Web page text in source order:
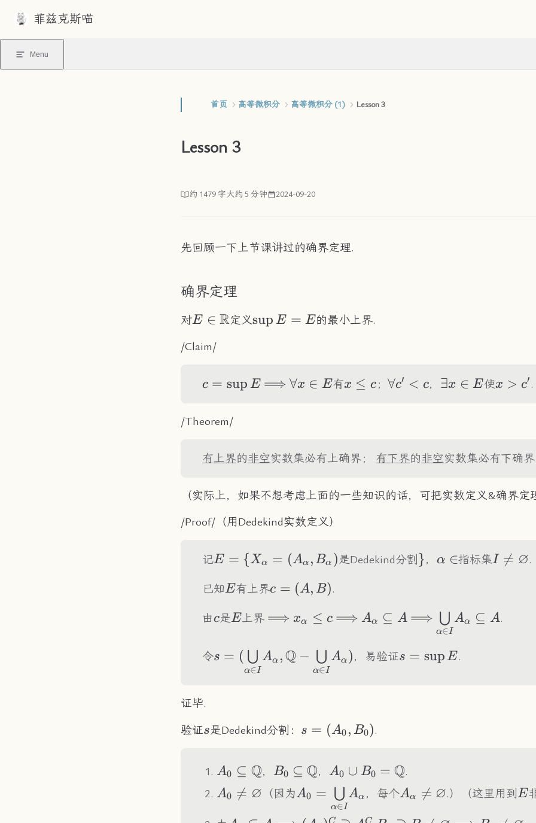
Skip to content
菲兹克斯喵
Menu
首页 高等微积分 高等微积分 (1) Lesson 3
Lesson 3
约 1479 字大约 5 分钟 2024-09-20
先回顾一下上节课讲过的确界定理.
确界定理
对E\in\R
E ∈ R定义\sup
sup E = E的最小上界.
/Claim/
c=\sup
c = sup E \Longrightarrow
⟹ \forall
∀x ∈ E有x\leq
x ≤ c； \forall
∀c′ < c， \exist
∃x ∈ E使x>c'
x > c′ .
/Theorem/
有上界的非空实数集必有上确界； 有下界的非空实数集必有下确界.
（实际上，如果不想考虑上面的一些知识的话，可把实数定义&确界定
/Proof/（用Dedekind实数定义）
记E=\{X_\alpha=
E = {Xα = (Aα , Bα )是Dedekind分割 \}
}， \alpha\in
α ∈指标集I 
= ∅.
已知E
E有上界c=
c = (A, B).
由c
c是E
E上界 \Longrightarrow
⟹ x_\alpha\leq
xα ≤ c \Longrightarrow
⟹ A_\alpha\subseteq
Aα ⊆ A \Longrightarrow
⟹
α∈I
⋃ Aα ⊆ A.
令s=(\underset{\alpha\in I}
{\bigcup}A_\alpha,\mathbb{Q}-
s = (
α∈I
⋃ Aα ,Q −
α∈I
⋃ Aα )，易验证s=\sup
s = sup E.
证毕.
验证s
s是Dedekind分割： s=
s = (A0, B0).
A_0\subseteq\mathbb{Q}
A0 ⊆ Q， B_0\subseteq\mathbb{Q}
B0 ⊆ Q， A_0\cup
B_0=\mathbb{Q}
A0 ∪ B0 = Q.
A_0\neq\varnothing
A0 
= ∅ （因为A_0=\underset{\alpha\in
I}{\bigcup}A_\alpha
A0 =
α∈I
⋃ Aα ，每个Aα 
= ∅.）（这里用到 E
E